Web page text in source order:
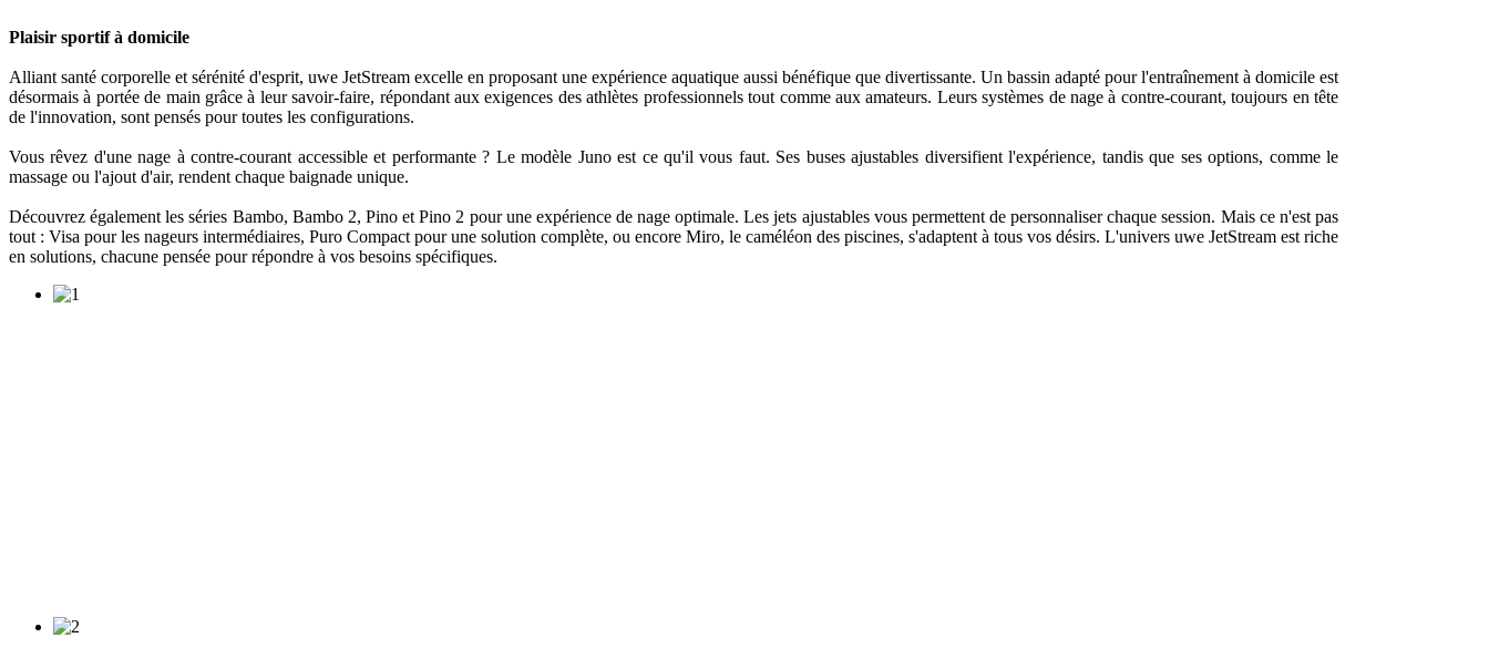
Plaisir sportif à domicile
Alliant santé corporelle et sérénité d'esprit, uwe JetStream excelle en proposant une expérience aquatique aussi bénéfique que divertissante. Un bassin adapté pour l'entraînement à domicile est
désormais à portée de main grâce à leur savoir-faire, répondant aux exigences des athlètes professionnels tout comme aux amateurs. Leurs systèmes de nage à contre-courant, toujours en tête
de l'innovation, sont pensés pour toutes les configurations.
Vous rêvez d'une nage à contre-courant accessible et performante ? Le modèle Juno est ce qu'il vous faut. Ses buses ajustables diversifient l'expérience, tandis que ses options, comme le
massage ou l'ajout d'air, rendent chaque baignade unique.
Découvrez également les séries Bambo, Bambo 2, Pino et Pino 2 pour une expérience de nage optimale. Les jets ajustables vous permettent de personnaliser chaque session. Mais ce n'est pas
tout : Visa pour les nageurs intermédiaires, Puro Compact pour une solution complète, ou encore Miro, le caméléon des piscines, s'adaptent à tous vos désirs. L'univers uwe JetStream est riche
en solutions, chacune pensée pour répondre à vos besoins spécifiques.